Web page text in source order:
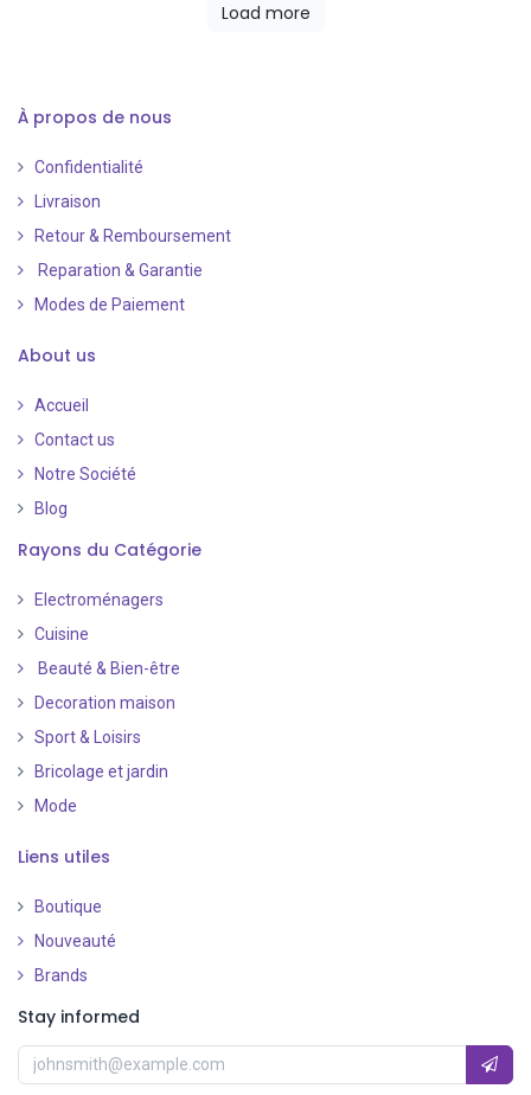
Load more
À propos de nous
Confidentialité
Livraison
Retour & Remboursement
Reparation & Garantie
Modes de Paiement
About us
Accueil
Contact us
Notre Société
Blog
Rayons du Catégorie
Electroménagers
Cuisine
Beauté & Bien-être
Decoration maison
Sport & Loisirs
Bricolage et jardin
Mode
Liens utiles
Boutique
Nouveauté
Brands
Stay informed